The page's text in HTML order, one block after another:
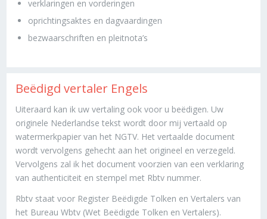
verklaringen en vorderingen
oprichtingsaktes en dagvaardingen
bezwaarschriften en pleitnota’s
Beëdigd vertaler Engels
Uiteraard kan ik uw vertaling ook voor u beëdigen. Uw
originele Nederlandse tekst wordt door mij vertaald op
watermerkpapier van het NGTV. Het vertaalde document
wordt vervolgens gehecht aan het origineel en verzegeld.
Vervolgens zal ik het document voorzien van een verklaring
van authenticiteit en stempel met Rbtv nummer.
Rbtv staat voor Register Beëdigde Tolken en Vertalers van
het Bureau Wbtv (Wet Beëdigde Tolken en Vertalers).